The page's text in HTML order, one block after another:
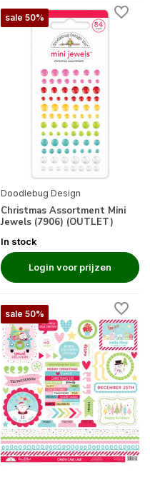
sale 50%
Doodlebug Design
Christmas Assortment Mini
Jewels (7906) (OUTLET)
In stock
Login voor prijzen
sale 50%